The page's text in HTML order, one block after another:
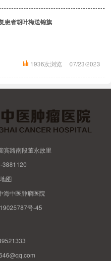
患者胡叶梅送锦旗
1936次浏览 07/23/2023
宾路南段董永故里
3881120
图
海中医肿瘤医院
号-45